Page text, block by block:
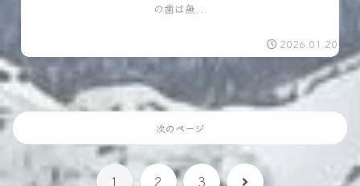
の歯は無...
2026.01.20
次のページ
1 2 3 次